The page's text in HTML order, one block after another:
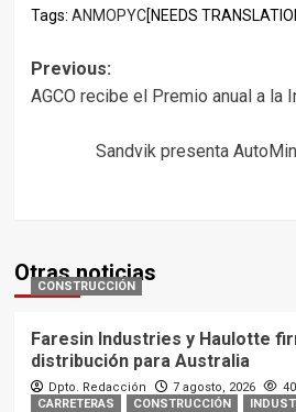
Tags: ANMOPYC[NEEDS
Post
Previous:
AGCO recibe el Premio anual a la
Sandvik presenta
Otras noticias
CONSTRUCCIÓN
Faresin Industries y Haulotte
distribución para Australia
Dpto. Redacción 7 agosto, 2026
CARRETERAS
CONSTRUCCIÓN